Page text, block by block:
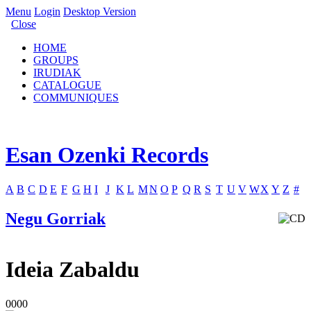
Menu Login Desktop Version
Close
HOME
GROUPS
IRUDIAK
CATALOGUE
COMMUNIQUES
Esan Ozenki Records
A B C D E F G H I J K L MN O P Q R S T U V WX Y Z #
Negu Gorriak
Ideia Zabaldu
0000